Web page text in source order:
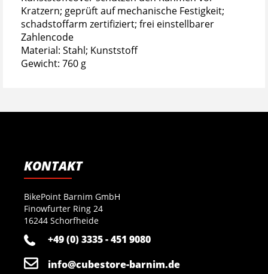
Kratzern; geprüft auf mechanische Festigkeit;
schadstoffarm zertifiziert; frei einstellbarer
Zahlencode
Material: Stahl; Kunststoff
Gewicht: 760 g
KONTAKT
BikePoint Barnim GmbH
Finowfurter Ring 24
16244 Schorfheide
+49 (0) 3335 - 451 9080
info@cubestore-barnim.de